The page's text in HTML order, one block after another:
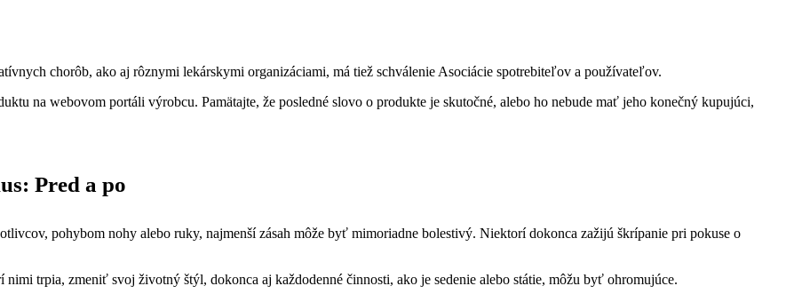
chorôb, ako aj rôznymi lekárskymi organizáciami, má tiež schválenie Asociácie spotrebiteľov a používateľov.
na webovom portáli výrobcu. Pamätajte, že posledné slovo o produkte je skutočné, alebo ho nebude mať jeho konečný kupujúci,
Pred a po
pohybom nohy alebo ruky, najmenší zásah môže byť mimoriadne bolestivý. Niektorí dokonca zažijú škrípanie pri pokuse o
nimi trpia, zmeniť svoj životný štýl, dokonca aj každodenné činnosti, ako je sedenie alebo státie, môžu byť ohromujúce.